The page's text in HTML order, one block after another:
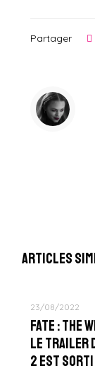
Partager
Articles
23/08/2022
Fate : The
Le Trailer
2 est sorti